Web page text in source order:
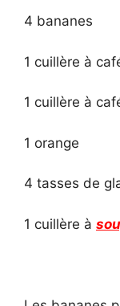
4 bananes
1 cuillère à
1 cuillère à
1 orange
4 tasses de
1 cuillère à